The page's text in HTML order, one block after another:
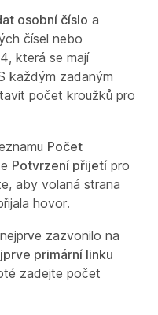
osobní číslo a
čísel nebo
která se mají
každým zadaným
počet kroužků pro
Počet
Potvrzení přijetí pro
aby volaná strana
hovor.
zazvonilo na
primární linku
zadejte počet